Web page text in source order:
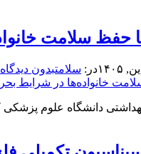
حفظ سلامت
در: سلامتبدون دیدگاه
دانشگاه علوم